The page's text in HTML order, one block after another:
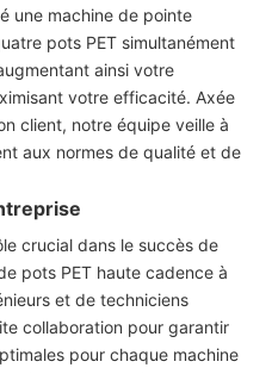
une machine de pointe
pots PET simultanément
ainsi votre
votre efficacité. Axée
client, notre équipe veille à
aux normes de qualité et de
crucial dans le succès de
pots PET haute cadence à
et de techniciens
collaboration pour garantir
pour chaque machine